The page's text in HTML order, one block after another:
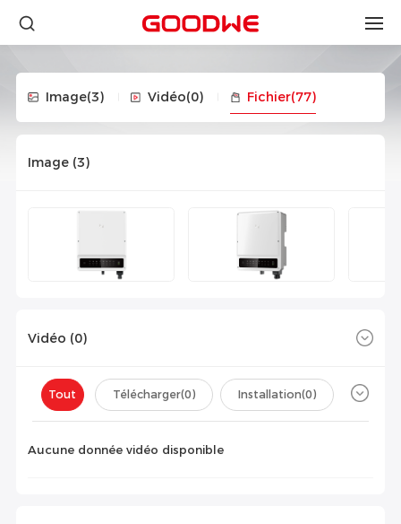
Image(3) Vidéo(0) Fichier(77)
Image (3)
Vidéo (0)
Tout Télécharger(0) Installation(0)
Aucune donnée vidéo disponible